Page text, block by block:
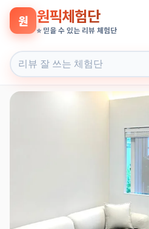
원 원픽체험단
⭐ 믿을 수 있는 리뷰 체험단